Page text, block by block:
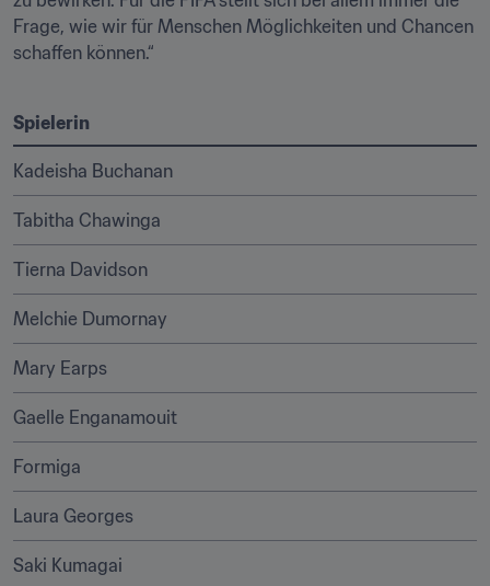
Frage, wie wir für Menschen Möglichkeiten und Chancen
schaffen können.“
Spielerin
Kadeisha Buchanan
Tabitha Chawinga
Tierna Davidson
Melchie Dumornay
Mary Earps
Gaelle Enganamouit
Formiga
Laura Georges
Saki Kumagai